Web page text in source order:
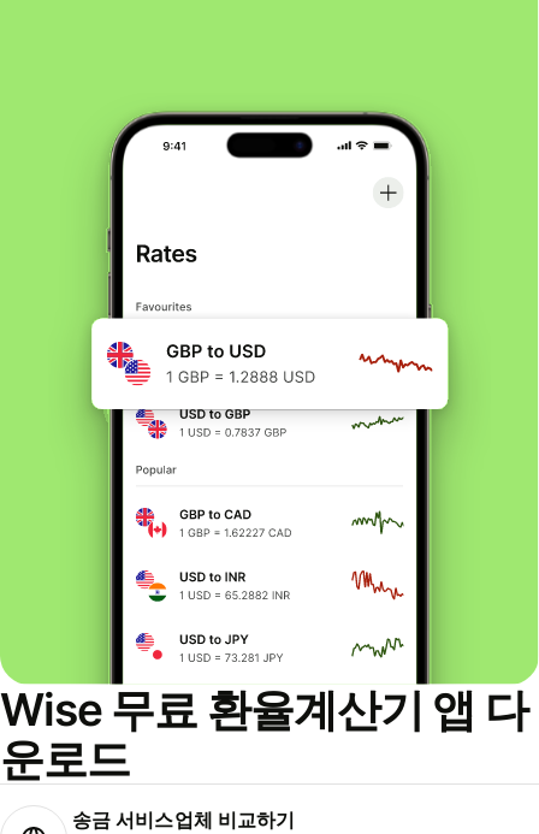
Wise 무료 환율계산기 앱 다
운로드
송금 서비스업체 비교하기